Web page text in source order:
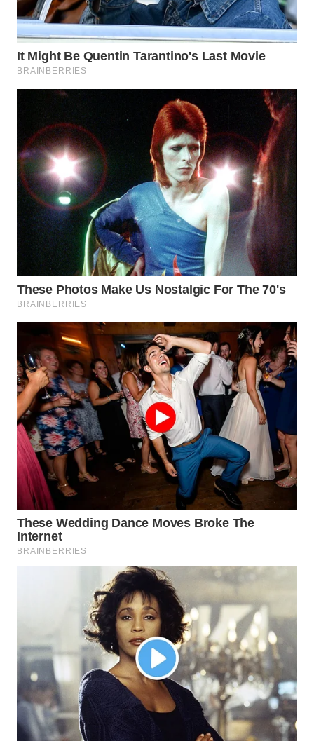
WN
SAMOSIR
WN
PADANG
LAWAS
WN
SUMEDANG
WN
CIANJUR
WN
KEPULAUAN
SERIBU
WN
TANGERANG
WN
BINJAI
WN
CIREBON
WN
INDRAMAYU
WN
KUNINGAN
WN
MAJALENGKA
WN
SUKABUMI
WN
PURWAKARTA